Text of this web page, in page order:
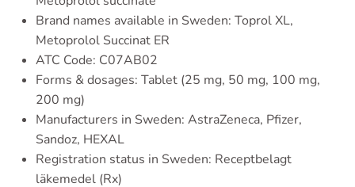
Brand names available in Sweden: Toprol XL,
Metoprolol Succinat ER
ATC Code: C07AB02
Forms & dosages: Tablet (25 mg, 50 mg, 100 mg,
200 mg)
Manufacturers in Sweden: AstraZeneca, Pfizer,
Sandoz, HEXAL
Registration status in Sweden: Receptbelagt
läkemedel (Rx)